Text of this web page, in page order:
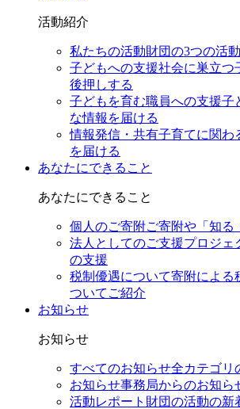
活動紹介
私たちの活動財団の3つの活
子どもへの支援社会に巣立つ
後押しする
子どもを育む職員への支援子
な情報を届ける
情報発信・共有子育てに関わ
を届ける
あなたにできること
あなたにできること
個人のご寄附ご寄附や「知る
法人としてのご支援プロジェ
の支援
税制優遇について寄附による
ついてご紹介
お知らせ
お知らせ
すべてのお知らせ全カテゴリ
お知らせ事務局からのお知ら
活動レポート 財団の活動の新